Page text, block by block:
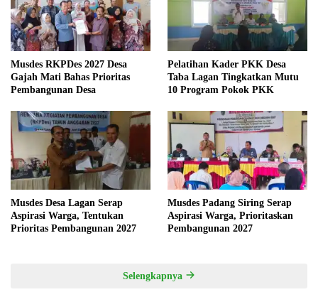
Musdes RKPDes 2027 Desa
Gajah Mati Bahas Prioritas
Pembangunan Desa
Pelatihan Kader PKK Desa
Taba Lagan Tingkatkan Mutu
10 Program Pokok PKK
Musdes Desa Lagan Serap
Aspirasi Warga, Tentukan
Prioritas Pembangunan 2027
Musdes Padang Siring Serap
Aspirasi Warga, Prioritaskan
Pembangunan 2027
Selengkapnya